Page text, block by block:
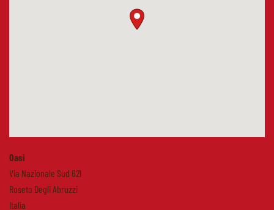
Oasi
Via Nazionale Sud 621
Roseto Degli Abruzzi
Italia